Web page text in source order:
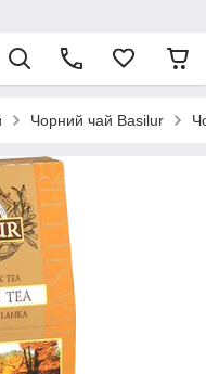
Чорний чай Basilur